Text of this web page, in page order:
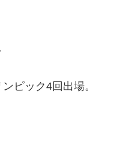
ピック4回出場。